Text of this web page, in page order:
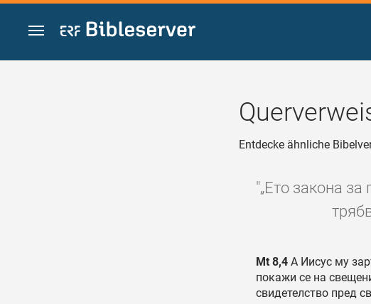
Zum Inhalt springen
Entdecke ähnliche
"„Ето закона
Mt 8,4 А Иисус му
покажи се на
свидетелство пред